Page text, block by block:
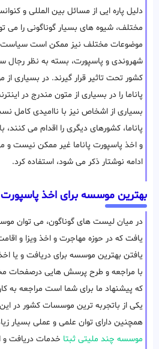
دلیل پاره ایی از مسائل بین المللی و
مختلف، شیوه های بسیار گوناگونی را می
موضوعات مختلف نیز ممکن است سیاست
شهروندی و پاسپورت، بسته به نظر رجال
کشور تحت تاثیر قرار گیرند. در بسیاری از
پاناما را در بسیاری از متون مندرج در
بسیاری از اشخاص نیز با ناامیدی کامل
پاناما، کشورهای دیگری را اقدام می
و اخذ پاسپورت پاناما غیر ممکن نیست و
ادامه نوشتار ذکر می شود، استفاده کرد.
بهترین موسسه برای اخذ پاسپورت
در میان لیست های گوناگون، می توان
یافت که در حوزه مهاجرت و اخذ ویزا و
یافتن بهترین موسسه برای دریافت و یا
با مراجعه و طرح پرسش هایی درصفحات
که پیشنهاد ما برای شما است مراجعه به
یکی از باتجربه ترین موسسات کشور در
همچنین دارای توان علمی و عملی بسیار
موسسه چند ملیتی ثبتا خدمات دریافت و